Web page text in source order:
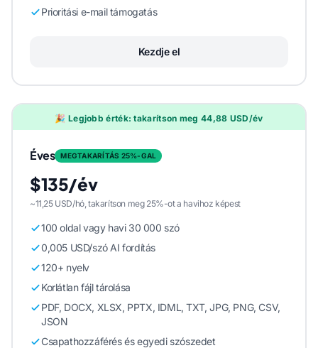
Prioritási e-mail támogatás
Kezdje el
🎉 Legjobb érték: takarítson meg 44,88 USD/év
Éves MEGTAKARÍTÁS 25%-GAL
$135/év
~11,25 USD/hó, takarítson meg 25%-ot a havihoz képest
100 oldal vagy havi 30 000 szó
0,005 USD/szó AI fordítás
120+ nyelv
Korlátlan fájl tárolása
PDF, DOCX, XLSX, PPTX, IDML, TXT, JPG, PNG, CSV,
JSON
Csapathozzáférés és egyedi szószedet